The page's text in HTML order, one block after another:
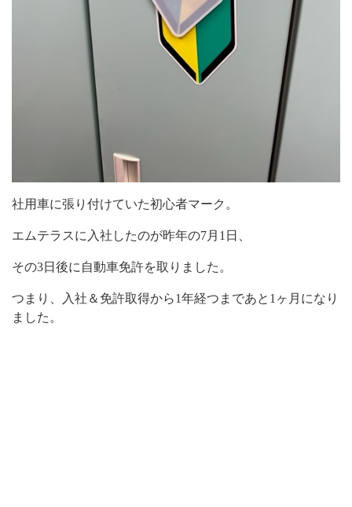
社用車に張り付けていた初心者マーク。
エムテラスに入社したのが昨年の7月1日、
その3日後に自動車免許を取りました。
つまり、入社＆免許取得から1年経つまであと1ヶ月になり
ました。